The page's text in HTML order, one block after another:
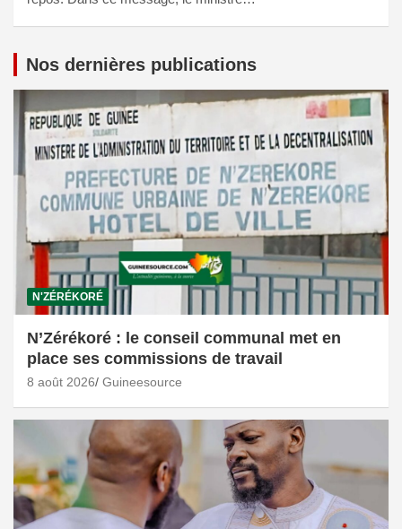
Nos dernières publications
N'ZÉRÉKORÉ
N’Zérékoré : le conseil communal met en
place ses commissions de travail
8 août 2026 Guineesource